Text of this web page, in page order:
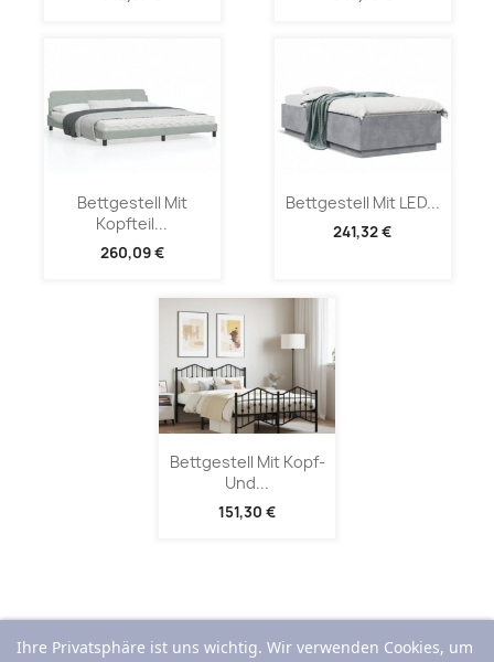
Bettgestell Mit
Kopfteil...
260,09 €
Bettgestell Mit LED...
241,32 €
Bettgestell Mit Kopf-
Und...
151,30 €
Ihre Privatsphäre ist uns wichtig. Wir verwenden Cookies, um